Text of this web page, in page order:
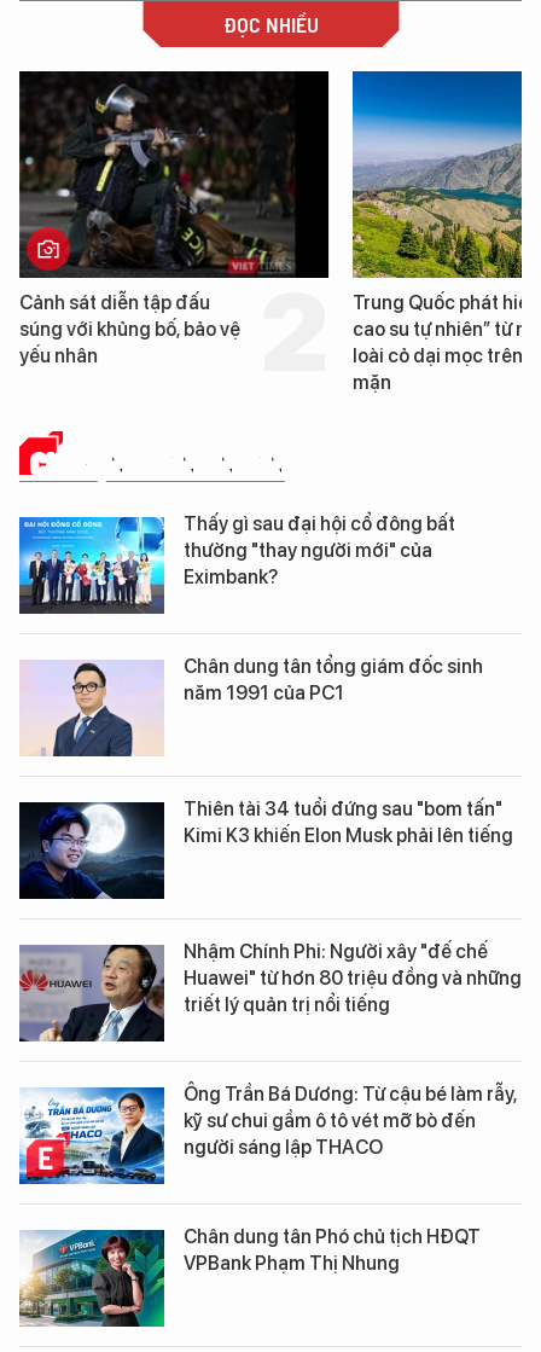
ĐỌC NHIỀU
Trung Quốc phát hiện “mỏ
cao su tự nhiên” từ một
loài cỏ dại mọc trên đất
Loạt dự án bất động
Đà Nẵng sắp bị kiểm
CHUYỆN DOANH NHÂN
Thấy gì sau đại hội cổ đông bất
thường "thay người mới" của
Eximbank?
Chân dung tân tổng giám đốc sinh
năm 1991 của PC1
Thiên tài 34 tuổi đứng sau "bom tấn"
Kimi K3 khiến Elon Musk phải lên tiếng
Nhậm Chính Phi: Người xây "đế chế
Huawei" từ hơn 80 triệu đồng và những
triết lý quản trị nổi tiếng
Ông Trần Bá Dương: Từ cậu bé làm rẫy,
kỹ sư chui gầm ô tô vét mỡ bò đến
người sáng lập THACO
Chân dung tân Phó chủ tịch HĐQT
VPBank Phạm Thị Nhung